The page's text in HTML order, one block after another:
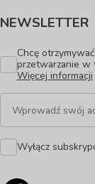
NEWSLETTER
Chcę
przetwarzanie w
Więcej informacji
Wyłącz